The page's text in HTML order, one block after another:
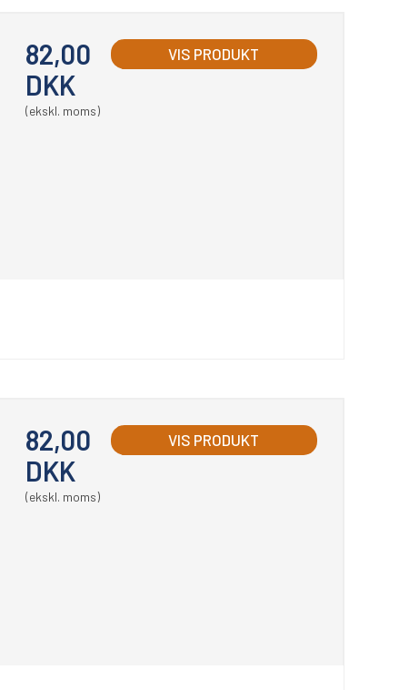
82,00
DKK
(ekskl. moms)
VIS PRODUKT
82,00
DKK
(ekskl. moms)
VIS PRODUKT